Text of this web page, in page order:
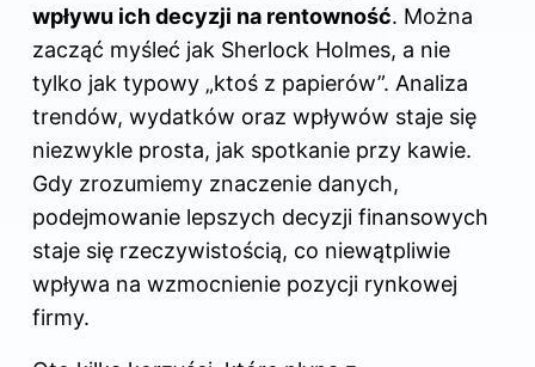
wpływu ich decyzji na rentowność. Można
zacząć myśleć jak Sherlock Holmes, a nie
tylko jak typowy „ktoś z papierów”. Analiza
trendów, wydatków oraz wpływów staje się
niezwykle prosta, jak spotkanie przy kawie.
Gdy zrozumiemy znaczenie danych,
podejmowanie lepszych decyzji finansowych
staje się rzeczywistością, co niewątpliwie
wpływa na wzmocnienie pozycji rynkowej
firmy.